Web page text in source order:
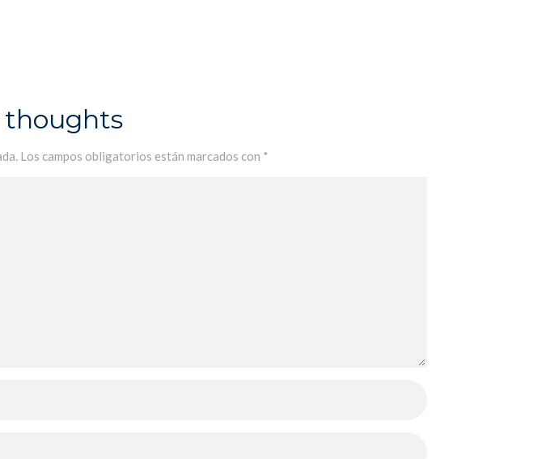
thoughts
Los campos obligatorios están marcados con *